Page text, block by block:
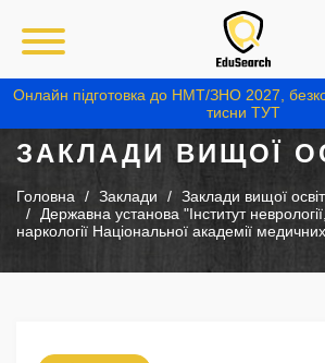
Онлайн підготовка до НМТ/ЗНО 2027,
тисни ТУТ
ЗАКЛАДИ ВИЩОЇ
Головна Заклади Заклади вищої
Державна установа "Інститут неврології,
наркології Національної академії